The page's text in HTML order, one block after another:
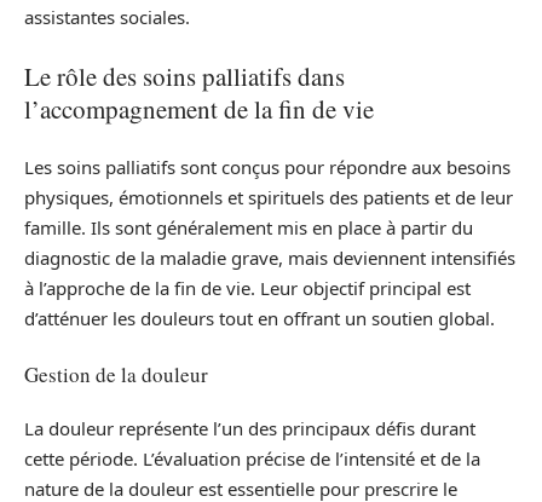
assistantes sociales.
Le rôle des soins palliatifs dans
l’accompagnement de la fin de vie
Les soins palliatifs sont conçus pour répondre aux besoins
physiques, émotionnels et spirituels des patients et de leur
famille. Ils sont généralement mis en place à partir du
diagnostic de la maladie grave, mais deviennent intensifiés
à l’approche de la fin de vie. Leur objectif principal est
d’atténuer les douleurs tout en offrant un soutien global.
Gestion de la douleur
La douleur représente l’un des principaux défis durant
cette période. L’évaluation précise de l’intensité et de la
nature de la douleur est essentielle pour prescrire le